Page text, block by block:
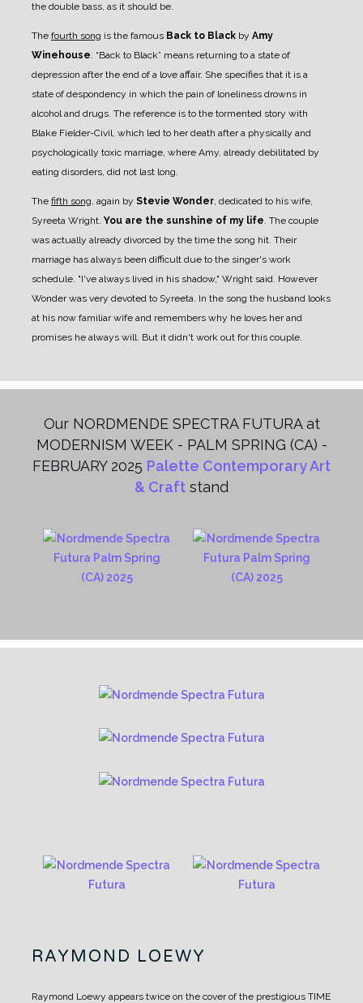
the double bass, as it should be.
The fourth song is the famous Back to Black by Amy
Winehouse. “Back to Black” means returning to a state of
depression after the end of a love affair. She specifies that it is a
state of despondency in which the pain of loneliness drowns in
alcohol and drugs. The reference is to the tormented story with
Blake Fielder-Civil, which led to her death after a physically and
psychologically toxic marriage, where Amy, already debilitated by
eating disorders, did not last long.
The fifth song, again by Stevie Wonder, dedicated to his wife,
Syreeta Wright. You are the sunshine of my life. The couple
was actually already divorced by the time the song hit. Their
marriage has always been difficult due to the singer's work
schedule. "I've always lived in his shadow," Wright said. However
Wonder was very devoted to Syreeta. In the song the husband looks
at his now familiar wife and remembers why he loves her and
promises he always will. But it didn't work out for this couple.
Our NORDMENDE SPECTRA FUTURA at
MODERNISM WEEK - PALM SPRING (CA) -
FEBRUARY 2025 Palette Contemporary Art
& Craft stand
RAYMOND LOEWY
Raymond Loewy appears twice on the cover of the prestigious TIME